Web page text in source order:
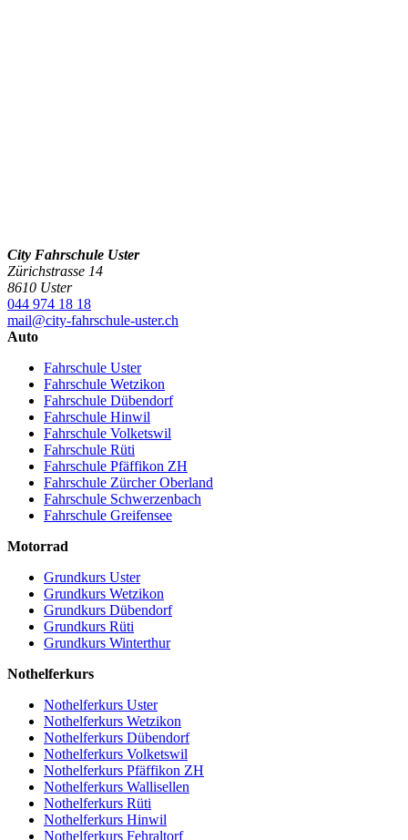
City Fahrschule Uster
Zürichstrasse 14
8610 Uster
044 974 18 18
mail@city-fahrschule-uster.ch
Auto
Fahrschule Uster
Fahrschule Wetzikon
Fahrschule Dübendorf
Fahrschule Hinwil
Fahrschule Volketswil
Fahrschule Rüti
Fahrschule Pfäffikon ZH
Fahrschule Zürcher Oberland
Fahrschule Schwerzenbach
Fahrschule Greifensee
Motorrad
Grundkurs Uster
Grundkurs Wetzikon
Grundkurs Dübendorf
Grundkurs Rüti
Grundkurs Winterthur
Nothelferkurs
Nothelferkurs Uster
Nothelferkurs Wetzikon
Nothelferkurs Dübendorf
Nothelferkurs Volketswil
Nothelferkurs Pfäffikon ZH
Nothelferkurs Wallisellen
Nothelferkurs Rüti
Nothelferkurs Hinwil
Nothelferkurs Fehraltorf